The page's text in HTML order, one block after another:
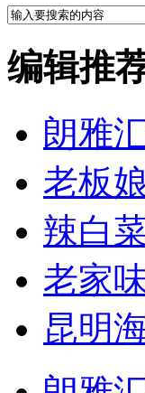
编辑推
朗雅
老板
辣白
老家
昆明